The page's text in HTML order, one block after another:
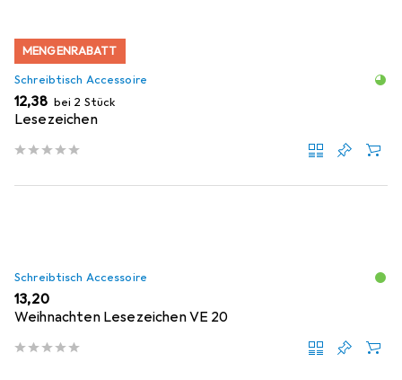
MENGENRABATT
Schreibtisch Accessoire
EUR
12,38 bei 2 Stück
Lesezeichen
Schreibtisch Accessoire
EUR
13,20
Weihnachten Lesezeichen VE 20